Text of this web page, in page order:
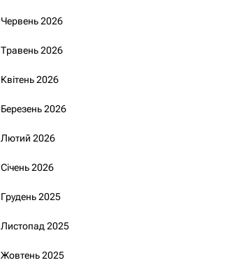
Червень 2026
Травень 2026
Квітень 2026
Березень 2026
Лютий 2026
Січень 2026
Грудень 2025
Листопад 2025
Жовтень 2025